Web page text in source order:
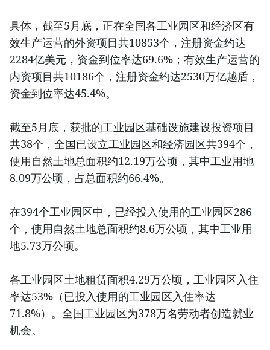
具体，截至5月底，正在全国各工业园区和经济区有
效生产运营的外资项目共10853个，注册资金约达
2284亿美元，资金到位率达69.6%；有效生产运营的
内资项目共10186个，注册资金约达2530万亿越盾，
资金到位率达45.4%。
截至5月底，获批的工业园区基础设施建设投资项目
共38个，全国已设立工业园区和经济园区共394个，
使用自然土地总面积约12.19万公顷，其中工业用地
8.09万公顷，占总面积约66.4%。
在394个工业园区中，已经投入使用的工业园区286
个，使用自然土地总面积约8.6万公顷，其中工业用
地5.73万公顷。
各工业园区土地租赁面积4.29万公顷，工业园区入住
率达53%（已投入使用的工业园区入住率达
71.8%）。全国工业园区为378万名劳动者创造就业
机会。